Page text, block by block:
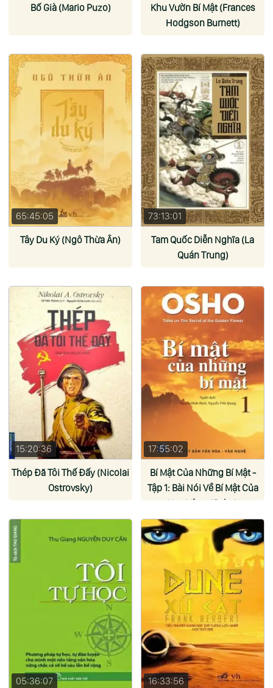
Bố Già (Mario Puzo)
Khu Vườn Bí Mật (Frances
Hodgson Burnett)
65:45:05
Tây Du Ký (Ngô Thừa Ân)
73:13:01
Tam Quốc Diễn Nghĩa (La
Quán Trung)
15:20:36
Thép Đã Tôi Thế Đấy (Nicolai
Ostrovsky)
17:55:02
Bí Mật Của Những Bí Mật -
Tập 1: Bài Nói Về Bí Mật Của
Hoa Vàng (Osho)
05:36:07 16:33:56